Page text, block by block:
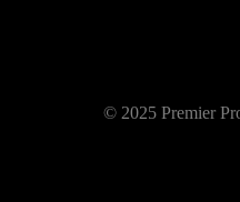
© 2025 Premier